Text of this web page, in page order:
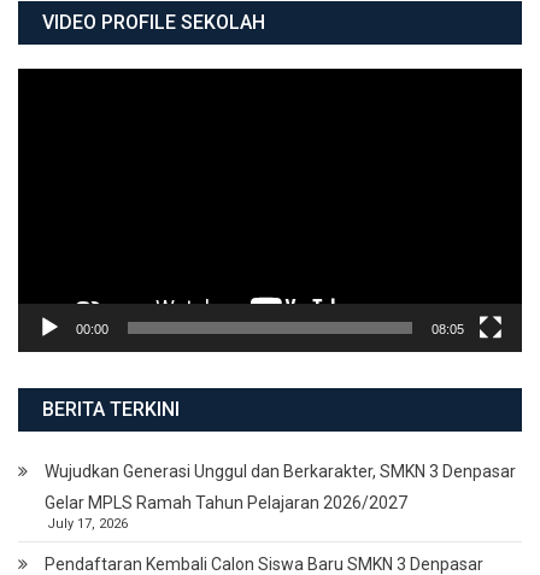
VIDEO PROFILE SEKOLAH
00:00 08:05
BERITA TERKINI
Wujudkan Generasi Unggul dan Berkarakter, SMKN 3 Denpasar
Gelar MPLS Ramah Tahun Pelajaran 2026/2027
July 17, 2026
Pendaftaran Kembali Calon Siswa Baru SMKN 3 Denpasar